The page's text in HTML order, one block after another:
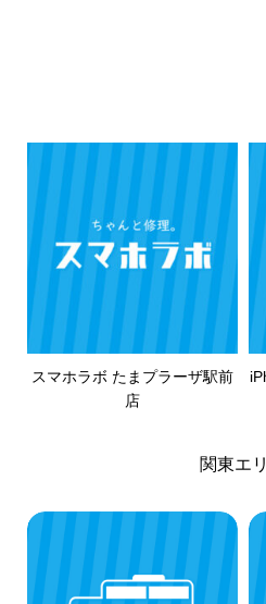
スマホラボ たまプラーザ駅前
店
関東エ